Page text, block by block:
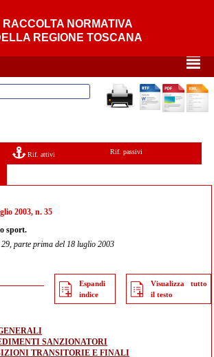
RACCOLTA NORMATIVA
REGIONE TOSCANA
²
Rif. attivi Rif. passivi
2003, n. 35
sport.
parte prima del 18 luglio 2003
Espandi
indice
Visualizza tutto
il testo
SANZIONATORI
TRANSITORIE E FINALI